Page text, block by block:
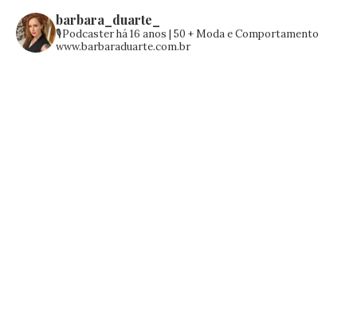
barbara_duarte_
🎙️Podcaster há 16 anos | 50 +Moda e Comportamento
www.barbaraduarte.com.br